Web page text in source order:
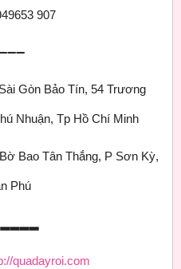
907
Gòn Bảo Tín, 54 Trương
Nhuận, Tp Hồ Chí Minh
Bao Tân Thắng, P Sơn Kỳ,
Phú
quadayroi.com